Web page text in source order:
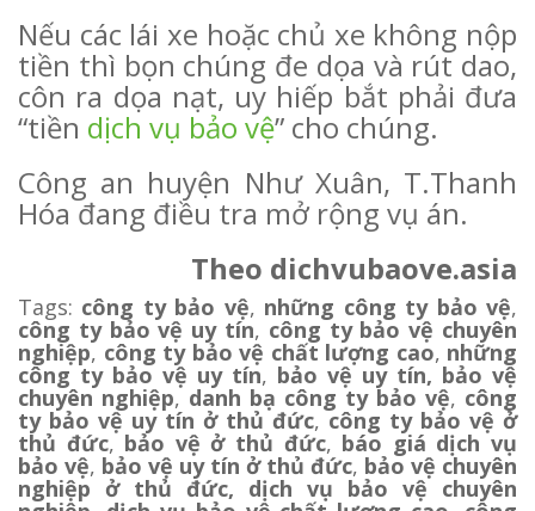
Nếu các lái xe hoặc chủ xe không nộp
tiền thì bọn chúng đe dọa và rút dao,
côn ra dọa nạt, uy hiếp bắt phải đưa
“tiền dịch vụ bảo vệ” cho chúng.
Công an huyện Như Xuân, T.Thanh
Hóa đang điều tra mở rộng vụ án.
Theo dichvubaove.asia
Tags: công ty bảo vệ, những công ty bảo vệ,
công ty bảo vệ uy tín, công ty bảo vệ chuyên
nghiệp, công ty bảo vệ chất lượng cao, những
công ty bảo vệ uy tín, bảo vệ uy tín, bảo vệ
chuyên nghiệp, danh bạ công ty bảo vệ, công
ty bảo vệ uy tín ở thủ đức,công ty bảo vệ ở
thủ đức, bảo vệ ở thủ đức, báo giá dịch vụ
bảo vệ, bảo vệ uy tín ở thủ đức, bảo vệ chuyên
nghiệp ở thủ đức, dịch vụ bảo vệ chuyên